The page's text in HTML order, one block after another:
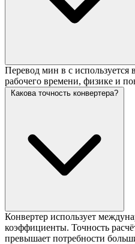
Перевод мин в с используется
рабочего времени, физике и
Какова точность конвертера?
Конвертер использует
коэффициенты. Точность
превышает потребности